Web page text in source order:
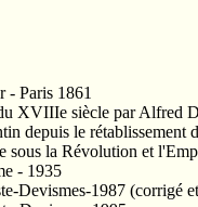
- Paris 1861
XVIIIe siècle par Alfred
depuis le
sous la Révolution et
- 1935
Devismes-1987 (corrigé